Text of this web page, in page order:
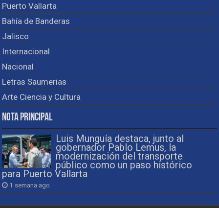
Puerto Vallarta
Bahía de Banderas
Jalisco
Internacional
Nacional
Letras Saumerias
Arte Ciencia y Cultura
Nota Principal
Luis Munguía destaca, junto al
gobernador Pablo Lemus, la
modernización del transporte
público como un paso histórico
para Puerto Vallarta
1 semana ago